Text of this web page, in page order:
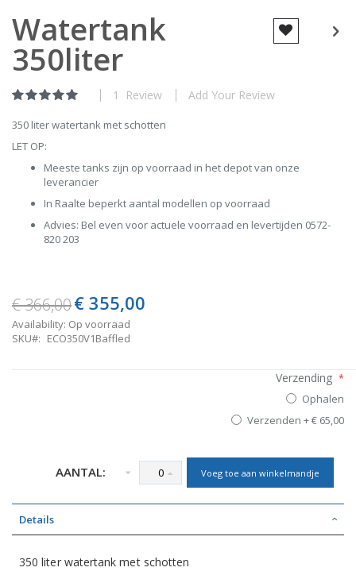
to
the
beginning
of
images
gallery
Watertank
350liter
Rating:
1 Review Add Your Review
350 liter watertank met schotten
LET OP:
Meeste tanks zijn op voorraad in het depot van onze
leverancier
In Raalte beperkt aantal modellen op voorraad
Advies: Bel even voor actuele voorraad en levertijden 0572-
820 203
€ 366,00 Special
€ 355,00
Availability: Op voorraad
SKU
ECO350V1Baffled
Verzending
Ophalen
Verzenden +€ 65,00
AANTAL: Voeg toe aan winkelmandje
Details
350 liter watertank met schotten